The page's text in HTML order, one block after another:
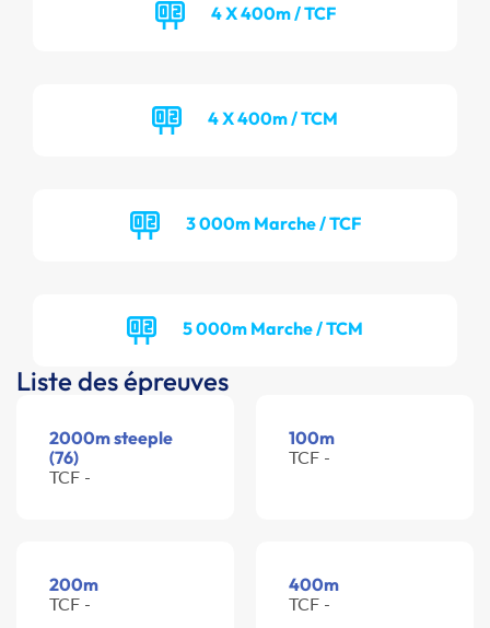
4 X 400m / TCF
4 X 400m / TCM
3 000m Marche / TCF
5 000m Marche / TCM
Liste des épreuves
2000m steeple
(76)
TCF -
100m
TCF -
200m
TCF -
400m
TCF -